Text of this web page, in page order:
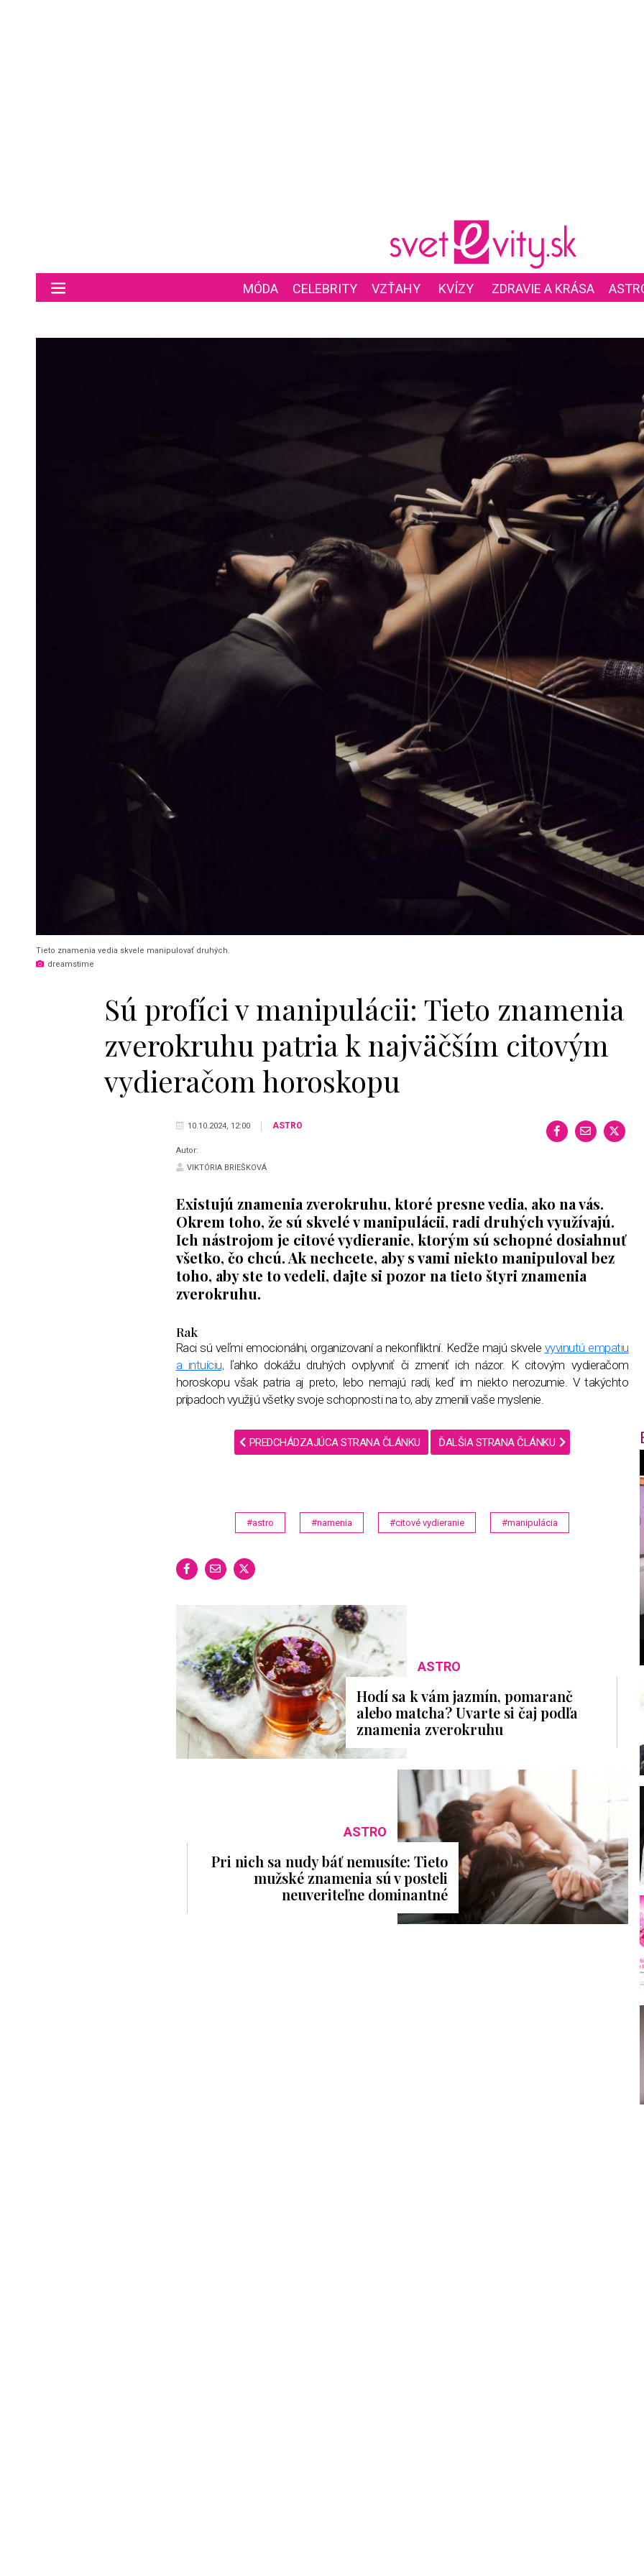
MÓDA CELEBRITY VZŤAHY KVÍZY ZDRAVIE A KRÁSA
Tieto znamenia vedia skvele manipulovať druhých.
dreamstime
Sú profíci v manipulácii: Tieto znamenia
zverokruhu patria k najväčším citovým
vydieračom horoskopu
10.10.2024, 12:00 ASTRO
Autor:
VIKTÓRIA BRIEŠKOVÁ
Existujú znamenia zverokruhu, ktoré presne vedia, ako na vás.
Okrem toho, že sú skvelé v manipulácii, radi druhých využívajú.
Ich nástrojom je citové vydieranie, ktorým sú schopné dosiahnuť
všetko, čo chcú. Ak nechcete, aby s vami niekto manipuloval bez
toho, aby ste to vedeli, dajte si pozor na tieto štyri znamenia
zverokruhu.
Rak
Raci sú veľmi emocionálni, organizovaní a nekonfliktní. Keďže majú skvele vyvinutú empatiu
a intuíciu, ľahko dokážu druhých ovplyvniť či zmeniť ich názor. K citovým vydieračom
horoskopu však patria aj preto, lebo nemajú radi, keď im niekto nerozumie. V takýchto
prípadoch využijú všetky svoje schopnosti na to, aby zmenili vaše myslenie.
PREDCHÁDZAJÚCA STRANA ČLÁNKU ĎALŠIA STRANA ČLÁNKU
#astro #namenia #citové vydieranie #manipulácia
ASTRO
Hodí sa k vám jazmín, pomaranč
alebo matcha? Uvarte si čaj podľa
znamenia zverokruhu
ASTRO
Pri nich sa nudy báť nemusíte: Tieto
mužské znamenia sú v posteli
neuveriteľne dominantné
f
i
t